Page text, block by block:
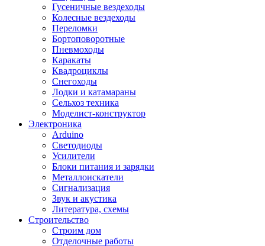
Гусеничные вездеходы
Колесные вездеходы
Переломки
Бортоповоротные
Пневмоходы
Каракаты
Квадроциклы
Снегоходы
Лодки и катамараны
Сельхоз техника
Моделист-конструктор
Электроника
Arduino
Светодиоды
Усилители
Блоки питания и зарядки
Металлоискатели
Сигнализация
Звук и акустика
Литература, схемы
Строительство
Строим дом
Отделочные работы